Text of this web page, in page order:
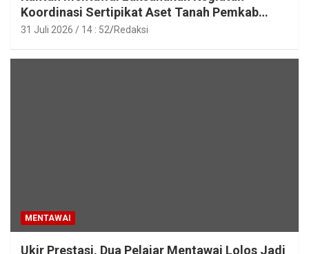
Koordinasi Sertipikat Aset Tanah Pemkab
Mentawai
31 Juli 2026 / 14 : 52 Redaksi
MENTAWAI
Ukir Prestasi, Dua Pelajar Mentawai Lolos Jadi